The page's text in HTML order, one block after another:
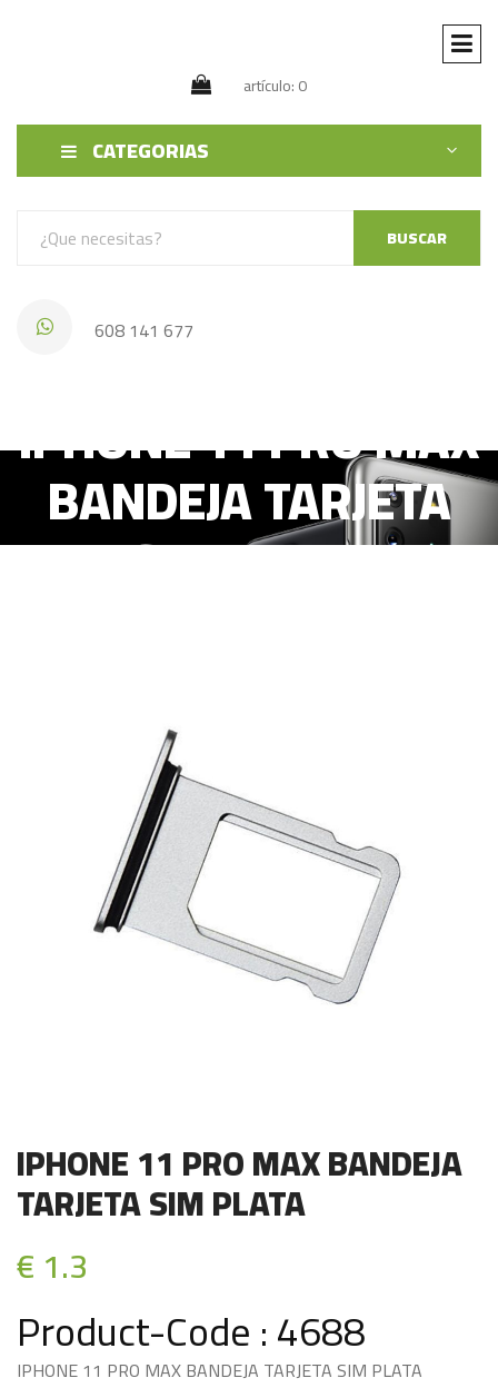
artículo: 0
CATEGORIAS
BUSCAR
608 141 677
IPHONE 11 PRO MAX
BANDEJA TARJETA
SIM PLATA
IPHONE 11 PRO MAX BANDEJA
TARJETA SIM PLATA
€ 1.3
Product-Code : 4688
IPHONE 11 PRO MAX BANDEJA TARJETA SIM PLATA